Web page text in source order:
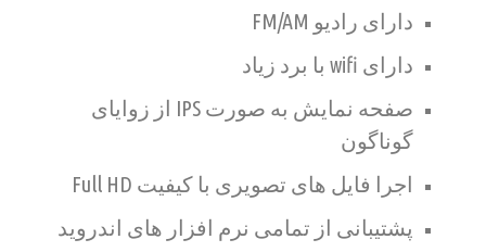
دارای رادیو FM/AM
دارای wifi با برد زیاد
صفحه نمایش به صورت IPS از زوایای
گوناگون
اجرا فایل های تصویری با کیفیت Full HD
پشتیبانی از تمامی نرم افزار های اندروید